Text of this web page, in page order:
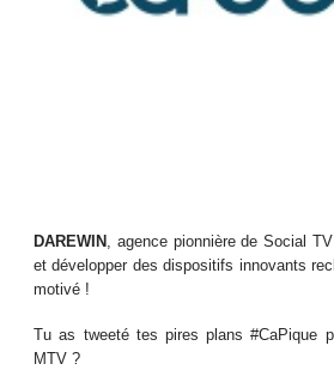
DAREWIN , agence pionnière de Social
et développer des dispositifs innovants
motivé !
Tu as tweeté tes pires plans #CaPique
MTV ?